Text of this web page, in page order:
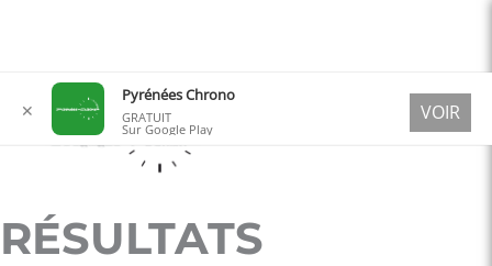
contenu
RÉSULTATS
✕
Pyrénées Chrono
GRATUIT
Sur Google Play
VOIR